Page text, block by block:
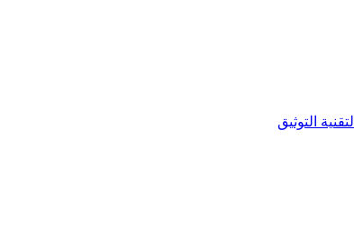
التقنية التوثيق